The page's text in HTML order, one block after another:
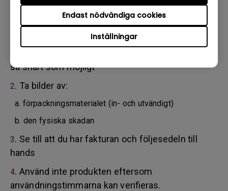
Inställningar
Endast nödvändiga cookies
förväg.
Detta hjälper oss att förstå om skadorna har tillkommit
under transporten eller innan.
så snart som möjligt
2. Ta bilder av:
a. förpackningsmaterialet (in- och utvändigt)
b. den fysiska skadan
3. Se till att du har fakturan och följesedeln till
hands
4. Använd inte produkten eftersom
användningstimmarna kan verifieras.